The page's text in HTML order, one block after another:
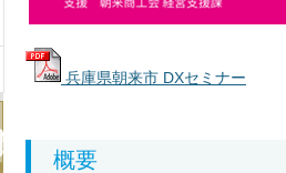
兵庫県朝来市 DXセミナー
概要